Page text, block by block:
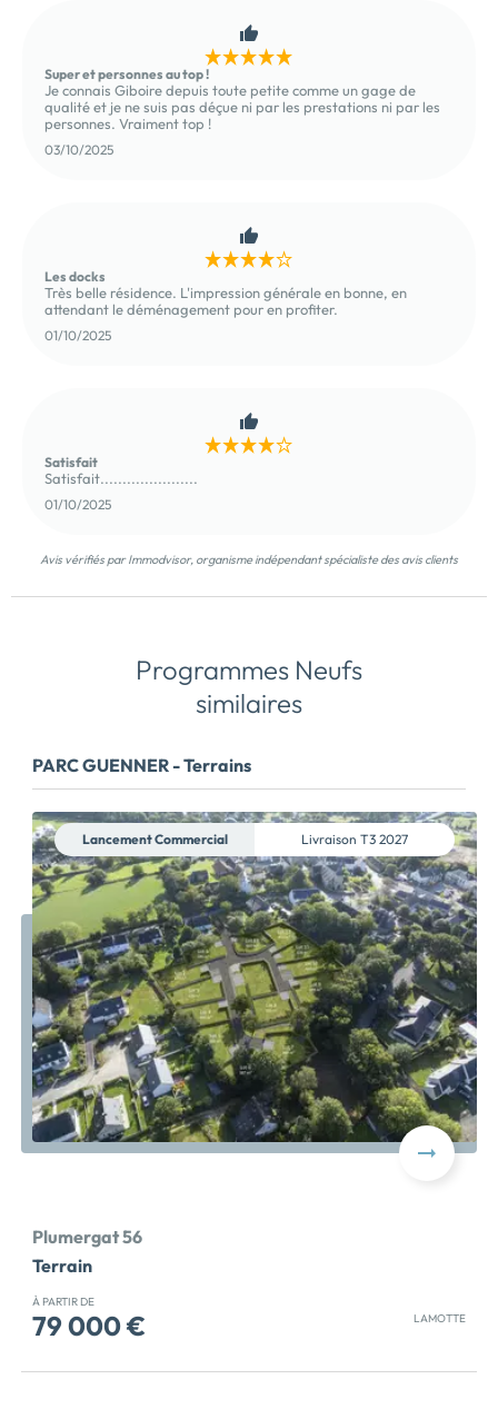
Super et personnes au top !
Je connais Giboire depuis toute petite comme un gage de
qualité et je ne suis pas déçue ni par les prestations ni par les
personnes. Vraiment top !
03/10/2025
Les docks
Très belle résidence. L'impression générale en bonne, en
attendant le déménagement pour en profiter.
01/10/2025
Satisfait
Satisfait......................
01/10/2025
Avis vérifiés par Immodvisor, organisme indépendant spécialiste des avis clients
Programmes Neufs
similaires
PARC GUENNER - Terrains
Lancement Commercial Livraison T3 2027
Plumergat 56
Terrain
À PARTIR DE
79 000 € LAMOTTE
RECHERCHÉE ENTRE VANNES, AURAY ET GRAND-